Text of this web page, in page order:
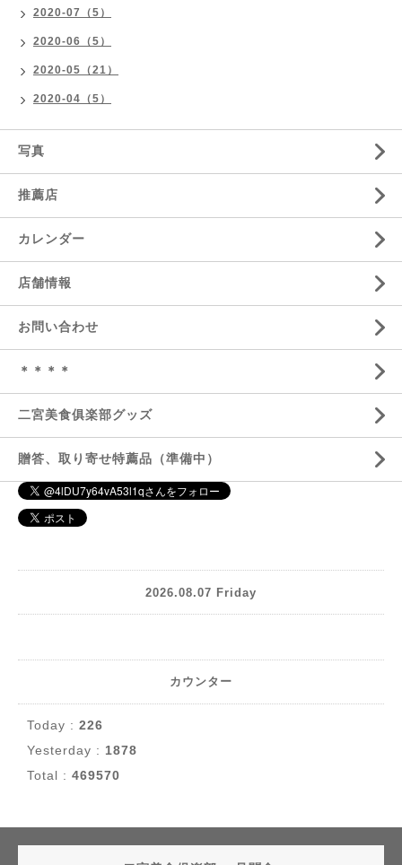
2020-07（5）
2020-06（5）
2020-05（21）
2020-04（5）
写真
推薦店
カレンダー
店舗情報
お問い合わせ
＊＊＊＊
二宮美食俱楽部グッズ
贈答、取り寄せ特薦品（準備中）
2026.08.07 Friday
カウンター
Today : 226
Yesterday : 1878
Total : 469570